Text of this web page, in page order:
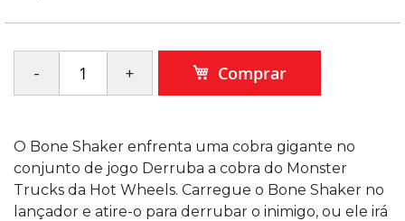
Comprar
O Bone Shaker enfrenta uma cobra gigante no
conjunto de jogo Derruba a cobra do Monster
Trucks da Hot Wheels. Carregue o Bone Shaker no
lançador e atire-o para derrubar o inimigo, ou ele irá